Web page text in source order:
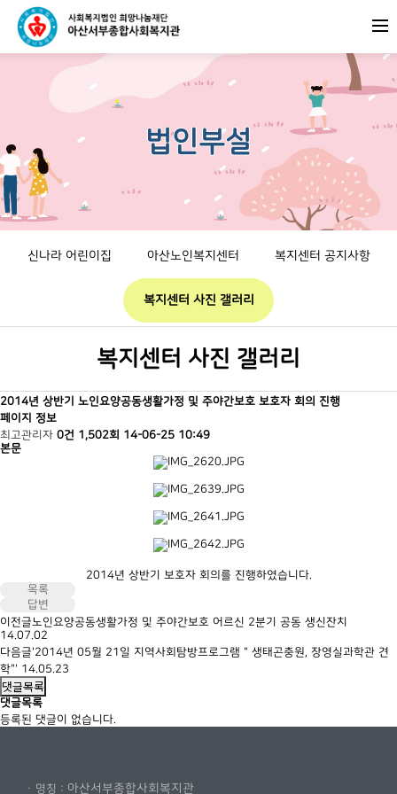
법인부설
신나라 어린이집 아산노인복지센터 복지센터 공지사항
복지센터 사진 갤러리
복지센터 사진 갤러리
2014년 상반기 노인요양공동생활가정 및 주야간보호 보호자 회의 진행
페이지 정보
최고관리자 0건 1,502회 14-06-25 10:49
본문
2014년 상반기 보호자 회의를 진행하였습니다.
목록
답변
이전글노인요양공동생활가정 및 주야간보호 어르신 2분기 공동 생신잔치
14.07.02
다음글'2014년 05월 21일 지역사회탐방프로그램 " 생태곤충원, 장영실과학관 견
학"' 14.05.23
댓글목록
댓글목록
등록된 댓글이 없습니다.
· 명칭 : 아산서부종합사회복지관